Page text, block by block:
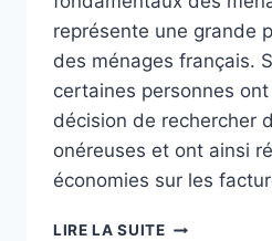
représente une grande
des ménages français.
certaines personnes
décision de rechercher
onéreuses et ont ainsi
économies sur les
LIRE LA SUITEQUELLE